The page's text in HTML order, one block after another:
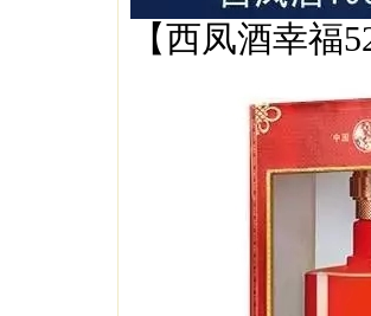
【西凤酒幸福